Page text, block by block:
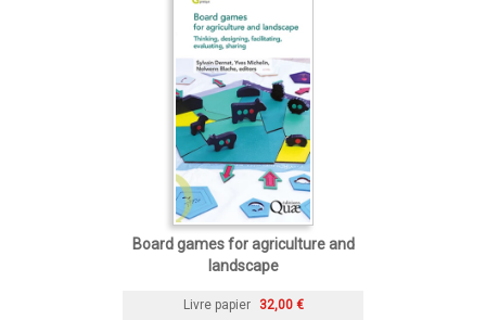
Board games for agriculture and
landscape
Livre papier 32,00 €